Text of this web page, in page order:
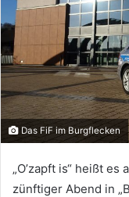
Das FiF im Burgflecken
„O’zapft is“ heißt
zünftiger Abend in